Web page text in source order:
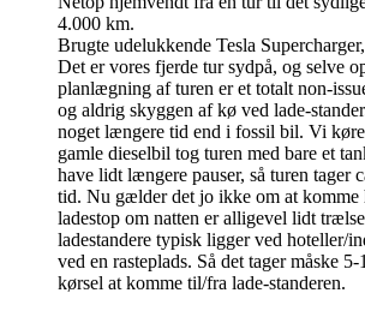
4.000 km.
Brugte udelukkende Tesla
Det er vores fjerde tur sydpå, og selve
planlægning af turen er et totalt non-
og aldrig skyggen af kø ved lade-
noget længere tid end i fossil bil. Vi
gamle dieselbil tog turen med bare et
have lidt længere pauser, så turen tager
tid. Nu gælder det jo ikke om at komme
ladestop om natten er alligevel lidt
ladestandere typisk ligger ved hoteller/
ved en rasteplads. Så det tager måske
kørsel at komme til/fra lade-standeren.